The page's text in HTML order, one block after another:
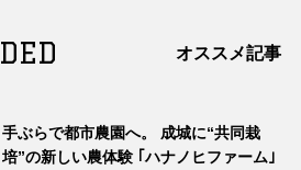
オススメ記事
手ぶらで都市農園へ。 成城に“共同栽
培”の新しい農体験 ｢ハナノヒファーム｣